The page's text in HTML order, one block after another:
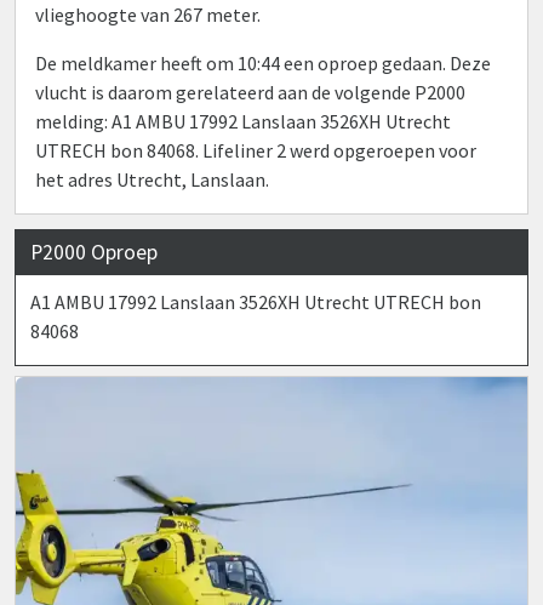
vlieghoogte van 267 meter.
De meldkamer heeft om 10:44 een oproep gedaan. Deze
vlucht is daarom gerelateerd aan de volgende P2000
melding: A1 AMBU 17992 Lanslaan 3526XH Utrecht
UTRECH bon 84068. Lifeliner 2 werd opgeroepen voor
het adres Utrecht, Lanslaan.
P2000 Oproep
A1 AMBU 17992 Lanslaan 3526XH Utrecht UTRECH bon
84068